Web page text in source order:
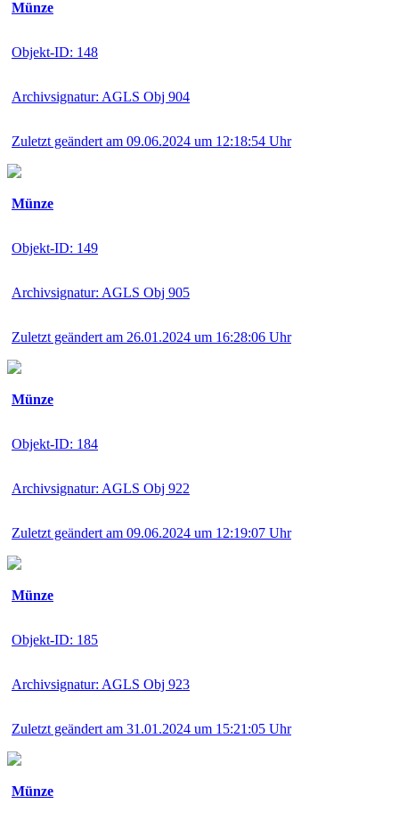
Münze
Objekt-ID: 148
Archivsignatur: AGLS Obj 904
Zuletzt geändert am 09.06.2024 um 12:18:54 Uhr
Münze
Objekt-ID: 149
Archivsignatur: AGLS Obj 905
Zuletzt geändert am 26.01.2024 um 16:28:06 Uhr
Münze
Objekt-ID: 184
Archivsignatur: AGLS Obj 922
Zuletzt geändert am 09.06.2024 um 12:19:07 Uhr
Münze
Objekt-ID: 185
Archivsignatur: AGLS Obj 923
Zuletzt geändert am 31.01.2024 um 15:21:05 Uhr
Münze